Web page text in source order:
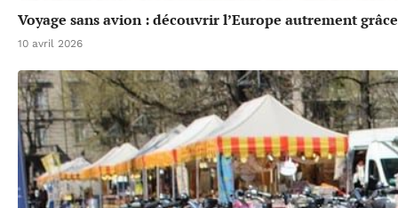
Voyage sans avion : découvrir l’Europe autrement
10 avril 2026